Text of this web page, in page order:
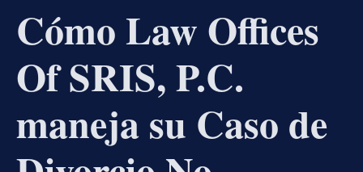
Cómo Law Offices
Of SRIS, P.C.
maneja su Caso de